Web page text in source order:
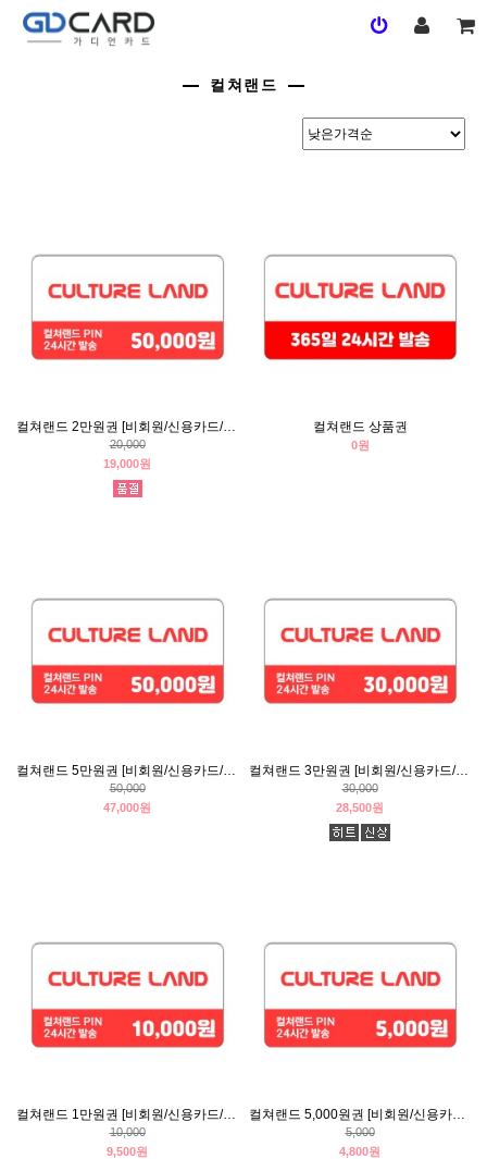
컬쳐랜드
컬쳐랜드 2만원권 [비회원/신용카드/휴대폰결제]
20,000
19,000원
컬쳐랜드 상품권
0원
컬쳐랜드 5만원권 [비회원/신용카드/휴대폰결제]
50,000
47,000원
컬쳐랜드 3만원권 [비회원/신용카드/휴대폰결제]
30,000
28,500원
컬쳐랜드 1만원권 [비회원/신용카드/휴대폰결제]
10,000
9,500원
컬쳐랜드 5,000원권 [비회원/신용카드/휴대폰결제]
5,000
4,800원